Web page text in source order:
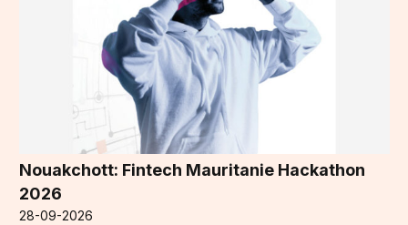
Nouakchott: Fintech Mauritanie Hackathon
2026
28-09-2026